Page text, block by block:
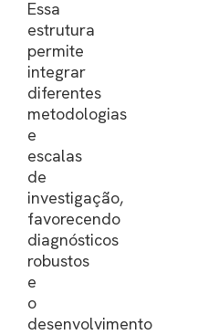
Essa
estrutura
permite
integrar
diferentes
metodologias
e
escalas
de
investigação,
favorecendo
diagnósticos
robustos
e
o
desenvolvimento